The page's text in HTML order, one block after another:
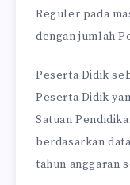
Reguler pada
dengan jumlah
Peserta Didik
Peserta Didik
Satuan
berdasarkan
tahun anggaran